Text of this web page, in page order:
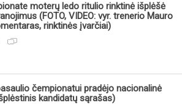
moterų ledo ritulio rinktinė išplėšė
(FOTO, VIDEO: vyr. trenerio Mauro
rinktinės įvarčiai)
čempionatui pradėjo nacionalinė
kandidatų sąrašas)